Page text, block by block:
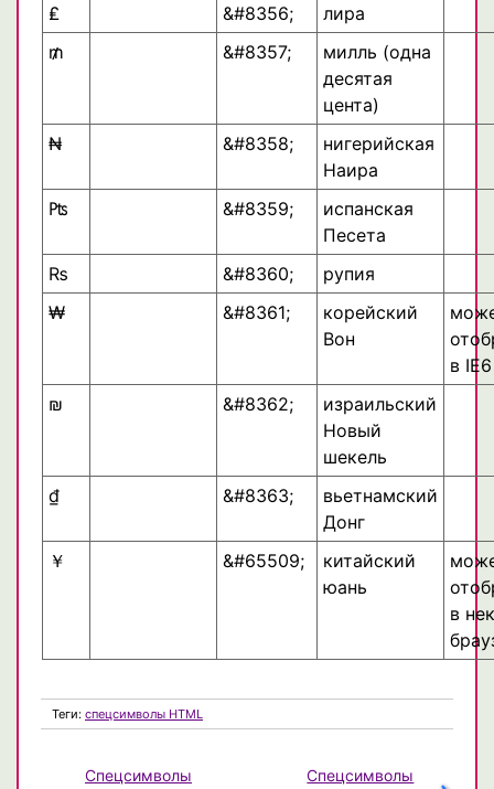
₤
&#8356;
лира
₥
&#8357;
милль (одна
десятая
цента)
₦
&#8358;
нигерийская
Наира
₧
&#8359;
испанская
Песета
₨
&#8360;
рупия
₩
&#8361;
корейский
Вон
в IE6
₪
&#8362;
израильский
Новый
шекель
₫
&#8363;
вьетнамский
Донг
￥
&#65509;
китайский
юань
в
Теги: спецсимволы HTML
Спецсимволы
Спецсимволы